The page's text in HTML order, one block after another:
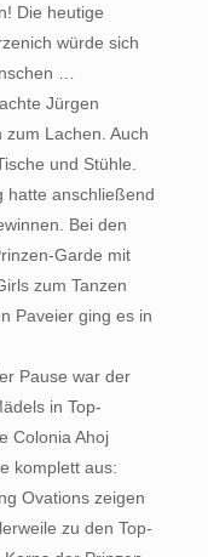
Die heutige
würde sich
…
Jürgen
zum Lachen. Auch
und Stühle.
hatte anschließend
Bei den
Garde mit
zum Tanzen
ging es in
Pause war der
in Top-
Colonia Ahoj
komplett aus:
Ovations zeigen
zu den Top-